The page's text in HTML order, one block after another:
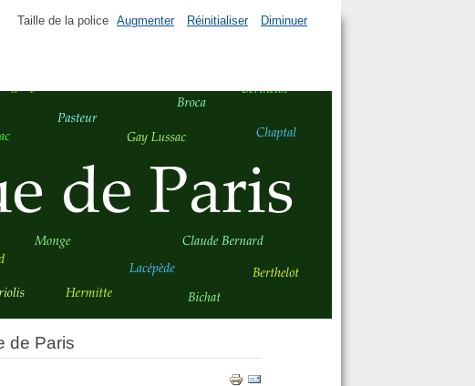
Taille de la police Augmenter Réinitialiser Diminuer
de Paris